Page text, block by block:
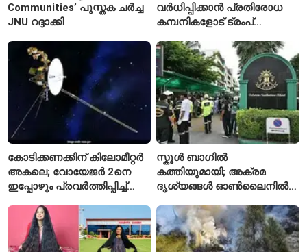
Communities’ പുസ്തക ചർച്ച
JNU റദ്ദാക്കി
വർധിപ്പിക്കാൻ പ്രതിരോധ
കമ്പനികളോട് ട്രംപ്
കോടിക്കണക്കിന് കിലോമീറ്റർ
അകലെ; വോയേജർ 2നെ
ഇപ്പോഴും പ്രവർത്തിപ്പിച്ച്
സ്കൂൾ ബാഗിൽ
കത്തിയുമായി; അക്രമ
ദൃശ്യങ്ങൾ ഓൺലൈനിൽ
കൗമാരക്കാരൻ